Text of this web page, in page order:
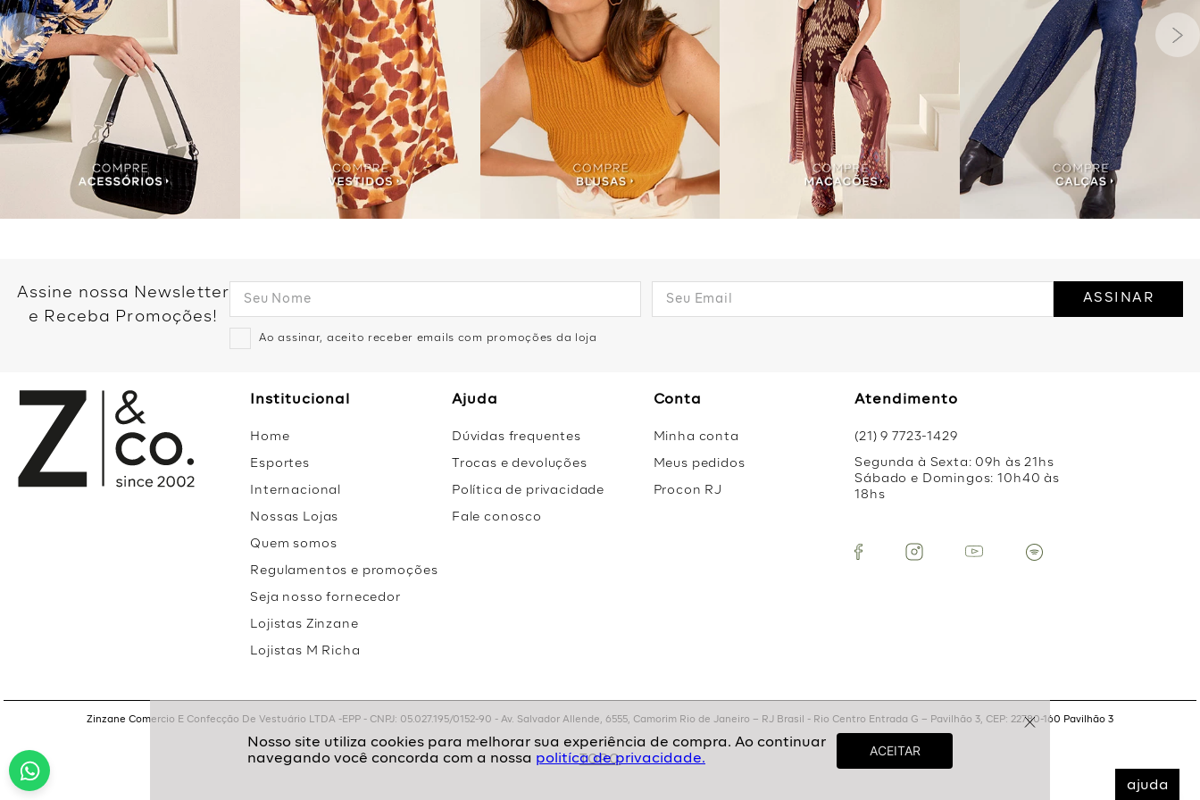
ajuda
politíca de privacidade.
Assine nossa Newsletter
e Receba Promoções!
Ao assinar, aceito receber emails com promoções da loja
ASSINAR
Institucional
Home
Esportes
Internacional
Nossas Lojas
Quem somos
Regulamentos e promoções
Seja nosso fornecedor
Lojistas Zinzane
Lojistas M Richa
Ajuda
Dúvidas frequentes
Trocas e devoluções
Política de privacidade
Fale conosco
Conta
Minha conta
Meus pedidos
Procon RJ
Atendimento
(21) 9 7723-1429
Segunda à Sexta: 09h às 21hs
Sábado e Domingos: 10h40 às
18hs
Zinzane Comercio E Confecção De Vestuário LTDA -EPP - CNPJ: 05.027.195/0152-90 - Av. Salvador Allende, 6555, Camorim Rio de Janeiro – RJ Brasil - Rio Centro Entrada G – Pavilhão 3, CEP: 22780-160 Pavilhão 3
TOPO